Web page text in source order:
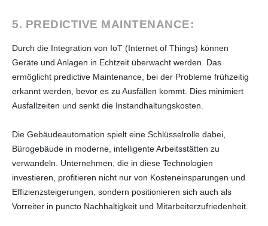
5. PREDICTIVE MAINTENANCE:
Durch die Integration von IoT (Internet of Things) können
Geräte und Anlagen in Echtzeit überwacht werden. Das
ermöglicht predictive Maintenance, bei der Probleme frühzeitig
erkannt werden, bevor es zu Ausfällen kommt. Dies minimiert
Ausfallzeiten und senkt die Instandhaltungskosten.
Die Gebäudeautomation spielt eine Schlüsselrolle dabei,
Bürogebäude in moderne, intelligente Arbeitsstätten zu
verwandeln. Unternehmen, die in diese Technologien
investieren, profitieren nicht nur von Kosteneinsparungen und
Effizienzsteigerungen, sondern positionieren sich auch als
Vorreiter in puncto Nachhaltigkeit und Mitarbeiterzufriedenheit.